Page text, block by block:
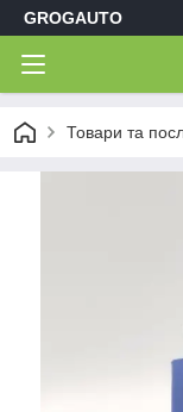
GROGAUTO
Товари та